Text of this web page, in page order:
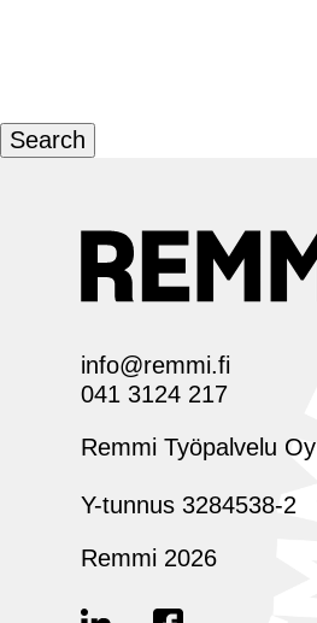
Search
info@remmi.fi
041 3124 217
Remmi Työpalvelu Oy
Y-tunnus 3284538-2
Remmi 2026